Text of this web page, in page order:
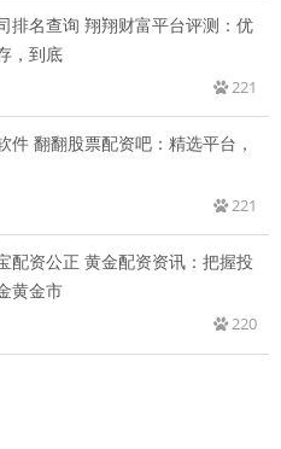
排名查询 翔翔财富平台评测：优
，到底
221
件 翻翻股票配资吧：精选平台，
221
配资公正 黄金配资资讯：把握投
黄金市
220